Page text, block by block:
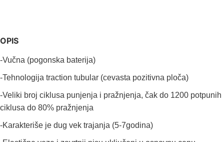
OPIS
-Vučna (pogonska baterija)
-Tehnologija traction tubular (cevasta pozitivna ploča)
-Veliki broj ciklusa punjenja i pražnjenja, čak do 1200 potpunih
ciklusa do 80% pražnjenja
-Karakteriše je dug vek trajanja (5-7godina)